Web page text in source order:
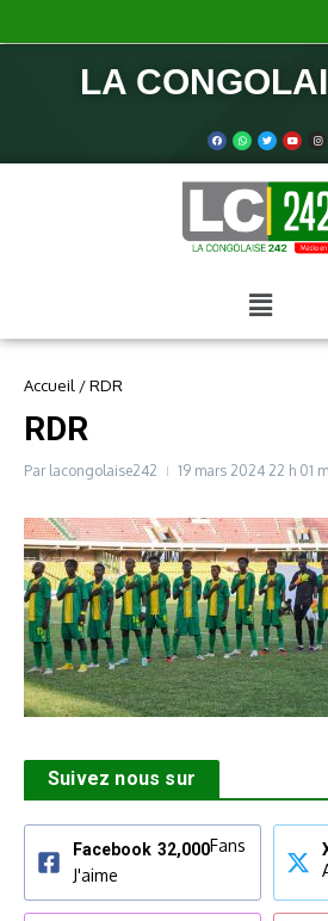
LA
Accueil /RDR
RDR
Par lacongolaise242 19 mars 2024 22 h 01
Suivez nous sur
Facebook 32,000Fans
J'aime